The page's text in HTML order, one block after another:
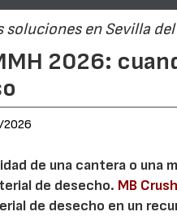
en Sevilla
2026:
de una cantera o una
de desecho. MB
de desecho en un